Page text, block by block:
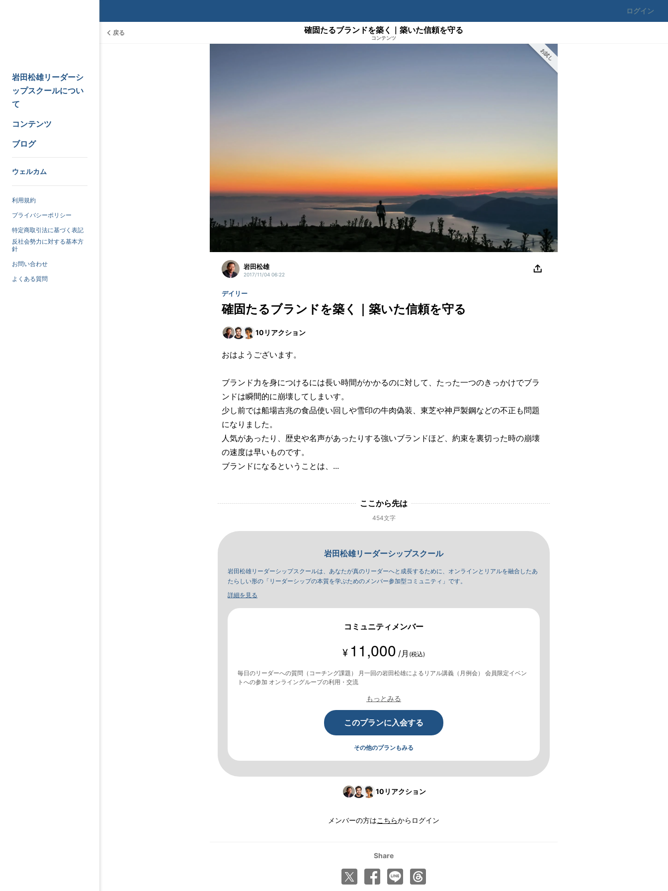
ログイン
岩田松雄リーダーシ
ップスクールについ
て
コンテンツ
ブログ
ウェルカム
利用規約
プライバシーポリシー
特定商取引法に基づく表記
反社会勢力に対する基本方
針
お問い合わせ
よくある質問
戻る 確固たるブランドを築く｜築いた信頼を守る
コンテンツ
お試し
岩田松雄
2017/11/04 06:22
デイリー
確固たるブランドを築く｜築いた信頼を守る
10 リアクション
おはようございます。
ブランド力を身につけるには長い時間がかかるのに対して、たった一つのきっかけでブラ
ンドは瞬間的に崩壊してしまいす。
少し前では船場吉兆の食品使い回しや雪印の牛肉偽装、東芝や神戸製鋼などの不正も問題
になりました。
人気があったり、歴史や名声があったりする強いブランドほど、約束を裏切った時の崩壊
の速度は早いものです。
ブランドになるということは、...
ここから先は
454文字
岩田松雄リーダーシップスクール
岩田松雄リーダーシップスクールは、あなたが真のリーダーへと成長するために、オンラインとリアルを融合したあ
たらしい形の「リーダーシップの本質を学ぶためのメンバー参加型コミュニティ」です。
詳細を見る
コミュニティメンバー
¥ 11,000 /月 (税込)
毎日のリーダーへの質問（コーチング課題） 月一回の岩田松雄によるリアル講義（月例会） 会員限定イベン
トへの参加 オンライングループの利用・交流
もっとみる
このプランに入会する
その他のプランもみる
10 リアクション
メンバーの方はこちらからログイン
Share